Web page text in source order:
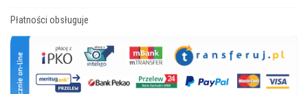
Płatności obsługuje